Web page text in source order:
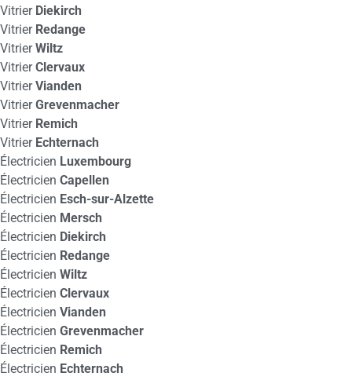
Vitrier Diekirch
Vitrier Redange
VitrierWiltz
VitrierClervaux
VitrierVianden
VitrierGrevenmacher
Vitrier Remich
Vitrier Echternach
Électricien Luxembourg
Électricien Capellen
Électricien Esch-sur-Alzette
Électricien Mersch
Électricien Diekirch
Électricien Redange
Électricien Wiltz
Électricien Clervaux
Électricien Vianden
Électricien Grevenmacher
Électricien Remich
Électricien Echternach